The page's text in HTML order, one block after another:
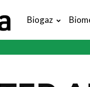
Magazyn
Biogaz